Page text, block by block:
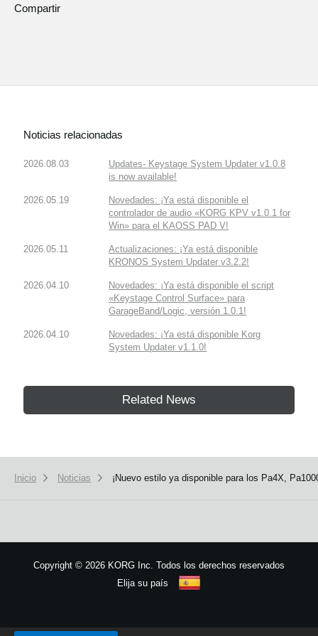
Compartir
Noticias relacionadas
2026.08.03
Updates- Keystage System Updater v1.0.8
is now available!
2026.05.19
Novedades: ¡Ya está disponible el
controlador de audio «KORG KPV v1.0.1 for
Win» para el KAOSS PAD V!
2026.05.11
Actualizaciones: ¡Ya está disponible
KRONOS System Updater v3.2.2!
2026.04.10
Novedades: ¡Ya está disponible el script
«Keystage Control Surface» para
GarageBand/Logic, versión 1.0.1!
2026.04.10
Novedades: ¡Ya está disponible Korg
System Updater v1.1.0!
Related News
Inicio Noticias ¡Nuevo estilo ya disponible para los Pa4X,
Copyright © 2026 KORG Inc. Todos los derechos reservados
Elija su país